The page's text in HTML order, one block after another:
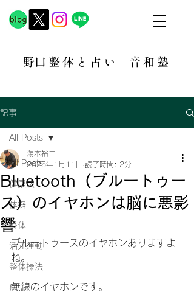
​野口整体と占い 音和塾​
記事
All Posts
健康法
体癖
身体
活元運動
整体操法
病
All Posts
Bluetooth（ブルートゥー
ス）のイヤホンは脳に悪影
響
湯本裕二
2025年1月11日 読了時間: 2分
ブルートゥースのイヤホンありますよ
ね。
無線のイヤホンです。